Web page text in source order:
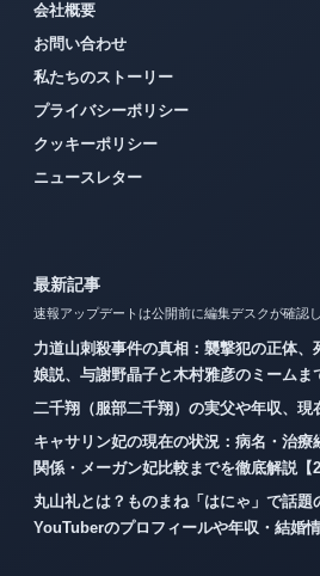
会社概要
お問い合わせ
私たちのストーリー
プライバシーポリシー
クッキーポリシー
ニュースレター
最新記事
速報アップデートは公開前に編集デスクが確認し
力道山刺殺事件の真相：襲撃犯の正体
娘説、与謝野晶子と木村雅彦のミームま
二千翔（服部二千翔）の実父や年収、現
キャサリン妃の現在の状況：病名・治
関係・メーガン妃比較までを徹底解説【
丸山礼とは？ものまね「はにゃ」で話題
YouTuberのプロフィールや年収・結婚